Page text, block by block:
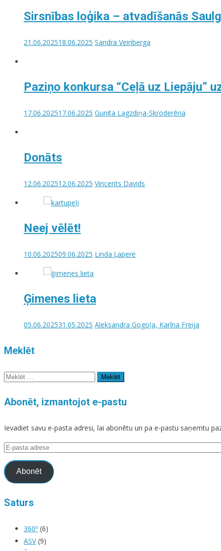
Sirsnības loģika – atvadīšanās
21.06.202518.06.2025 Sandra Veinberga
Paziņo konkursa “Ceļā uz Liepāju”
17.06.202517.06.2025 Gunita Lagzdiņa-Skroderēna
Donāts
12.06.202512.06.2025 Vincents Davids
Neej vēlēt!
10.06.202509.06.2025 Linda Ļapere
Ģimenes lieta
05.06.202531.05.2025 Aleksandra Gogoļa, Karīna Freija
Meklēt
Meklēt:
Abonēt, izmantojot e-pastu
Ievadiet savu e-pasta adresi, lai abonētu un pa e-pastu saņemtu
E-
pasta
adreseAbonēt
Saturs
360º (6)
ASV(9)